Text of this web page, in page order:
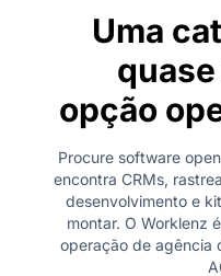
Uma
opção
Procure software
encontra CRMs,
desenvolvimento e
montar. O Worklenz
operação de agência